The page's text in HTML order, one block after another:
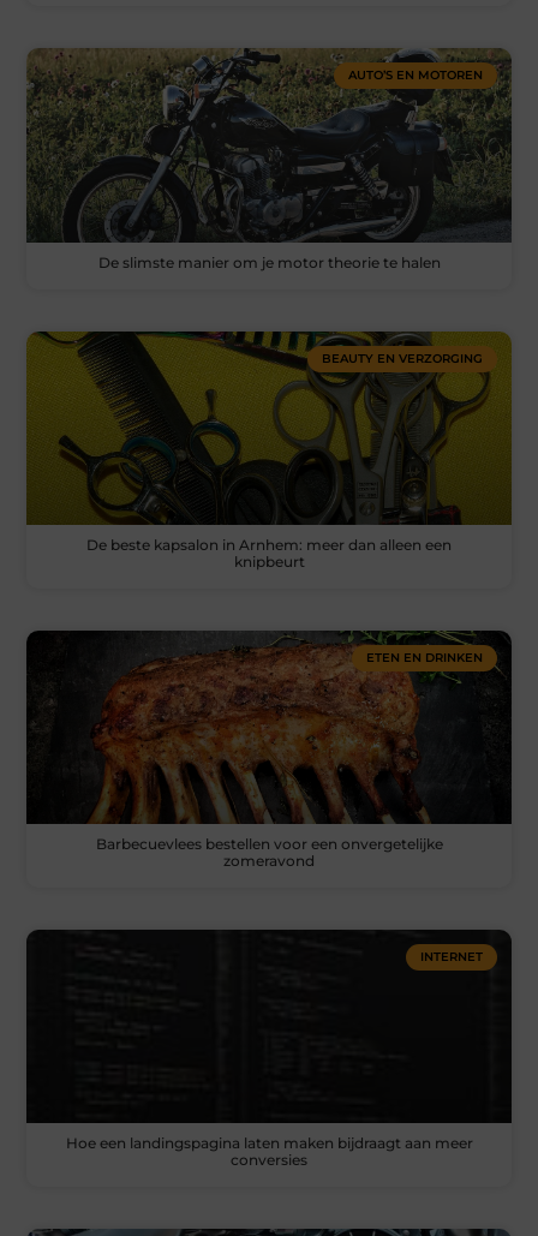
AUTO’S EN MOTOREN
De slimste manier om je motor theorie te halen
BEAUTY EN VERZORGING
De beste kapsalon in Arnhem: meer dan alleen een
knipbeurt
ETEN EN DRINKEN
Barbecuevlees bestellen voor een onvergetelijke
zomeravond
INTERNET
Hoe een landingspagina laten maken bijdraagt aan meer
conversies